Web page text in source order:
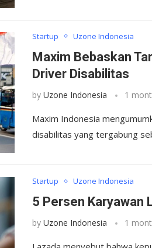
Startup Uzone Indonesia
Maxim Bebaskan
Driver Disabilitas
byUzone Indonesia 1
Maxim Indonesia
disabilitas yang tergabung
Startup Uzone Indonesia
5 Persen Karyawan
byUzone Indonesia 1